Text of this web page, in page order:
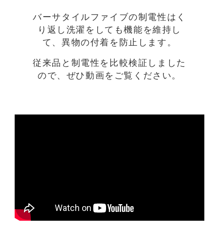
バーサタイルファイブの制電性はく
り返し洗濯をしても機能を維持し
て、異物の付着を防止します。
従来品と制電性を比較検証しました
ので、ぜひ動画をご覧ください。